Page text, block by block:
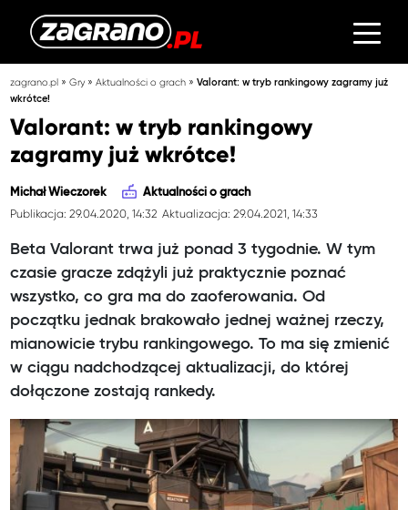
zagrano.pl »Gry»Aktualności o grach »Valorant: w tryb rankingowy zagramy już
wkrótce!
Valorant: w tryb rankingowy
zagramy już wkrótce!
Michał Wieczorek Aktualności o grach
Publikacja: 29.04.2020, 14:32 Aktualizacja: 29.04.2021, 14:33
Beta Valorant trwa już ponad 3 tygodnie. W tym
czasie gracze zdążyli już praktycznie poznać
wszystko, co gra ma do zaoferowania. Od
początku jednak brakowało jednej ważnej rzeczy,
mianowicie trybu rankingowego. To ma się zmienić
w ciągu nadchodzącej aktualizacji, do której
dołączone zostają rankedy.